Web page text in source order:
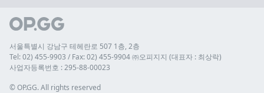
서울특별시 강남구 테헤란로 507 1층, 2층
Tel: 02) 455-9903 / Fax: 02) 455-9904 ㈜오피지지 (대표자 : 최상락)
사업자등록번호 : 295-88-00023
© OP.GG. All rights reserved